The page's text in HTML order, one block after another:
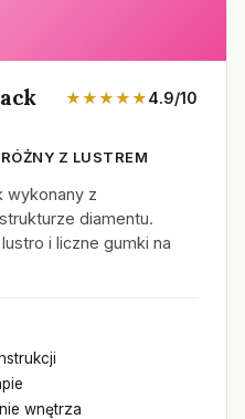
★★★★★4.9/10
Z LUSTREM
wykonany z
diamentu.
i liczne gumki na
wnętrza